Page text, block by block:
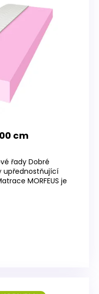
cm
řady Dobré
upřednostňující
MORFEUS je